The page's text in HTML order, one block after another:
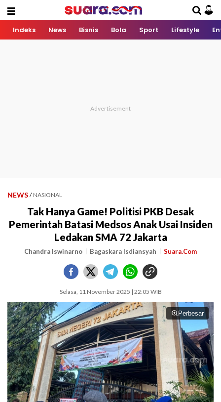
Indeks News Bisnis Bola Sport Lifestyle
NEWS / NASIONAL
Tak Hanya Game! Politisi PKB Desak
Pemerintah Batasi Medsos Anak Usai Insiden
Ledakan SMA 72 Jakarta
Chandra Iswinarno Bagaskara Isdiansyah Suara.Com
Selasa, 11 November 2025 | 22:05 WIB
Perbesar